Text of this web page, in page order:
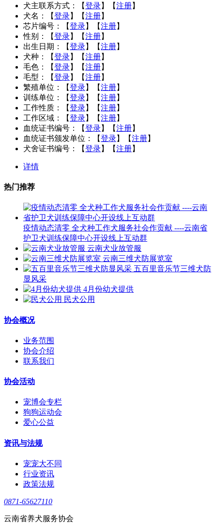
犬主联系方式：
【登录】【注册】
犬名：
【登录】【注册】
芯片编号：
【登录】【注册】
性别：
【登录】【注册】
出生日期：
【登录】【注册】
犬种：
【登录】【注册】
毛色：
【登录】【注册】
毛型：
【登录】【注册】
繁殖单位：
【登录】【注册】
训练单位：
【登录】【注册】
工作性质：
【登录】【注册】
工作区域：
【登录】【注册】
血统证书编号：
【登录】【注册】
血统证书颁发单位：
【登录】【注册】
犬舍证书编号：
【登录】【注册】
详情
热门推荐
疫情动态清零 全犬种工作犬服务社会作贡献 ----云南省
护卫犬训练保障中心开设线上互动群
云南犬业放管服
云南三维犬防展览室
五百里音乐节三维犬防
显风采
4月份幼犬提供
民犬公用
协会概况
业务范围
协会介绍
联系我们
协会活动
宠博会专栏
狗狗运动会
爱心公益
资讯与法规
宠宠大不同
行业资讯
政策法规
0871-65627110
云南省养犬服务协会